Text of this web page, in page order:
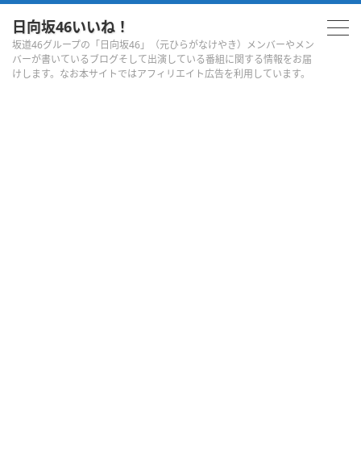
日向坂46いいね！
坂道46グループの「日向坂46」（元ひらがなけやき）メンバーやメン
バーが書いているブログそして出演している番組に関する情報をお届
けします。なお本サイトではアフィリエイト広告を利用しています。